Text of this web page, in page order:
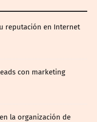
reputación en Internet
con marketing
la organización de